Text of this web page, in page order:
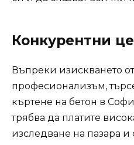
Конкурентни
Въпреки изискването
професионализъм,
къртене на бетон в
трябва да платите
изследване на пазара и